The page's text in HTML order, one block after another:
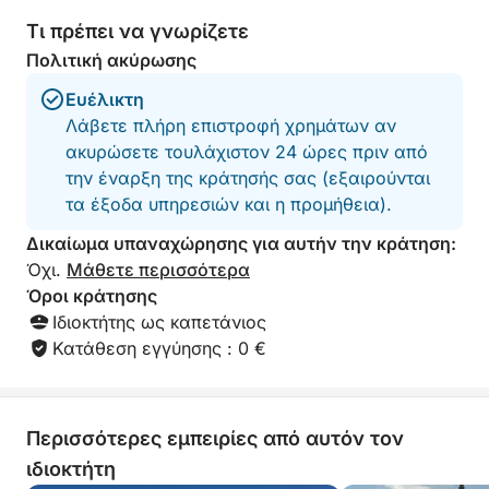
Τι πρέπει να γνωρίζετε
Πολιτική ακύρωσης
Ευέλικτη
Λάβετε πλήρη επιστροφή χρημάτων αν
ακυρώσετε τουλάχιστον 24 ώρες πριν από
την έναρξη της κράτησής σας (εξαιρούνται
τα έξοδα υπηρεσιών και η προμήθεια).
Δικαίωμα υπαναχώρησης για αυτήν την κράτηση:
Όχι. Μάθετε περισσότερα
Όροι κράτησης
Ιδιοκτήτης ως καπετάνιος
Κατάθεση εγγύησης : 0 €
Περισσότερες εμπειρίες από αυτόν τον
ιδιοκτήτη